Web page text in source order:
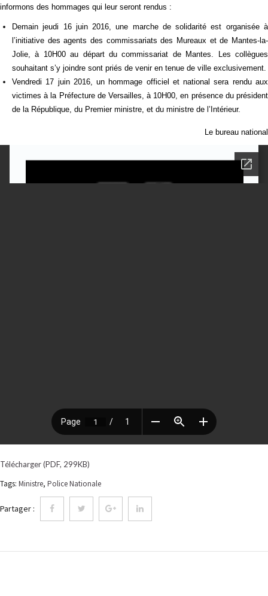
informons des hommages qui leur seront rendus :
Demain jeudi 16 juin 2016, une marche de solidarité est organisée à
l’initiative des agents des commissariats des Mureaux et de Mantes-la-
Jolie, à 10H00 au départ du commissariat de Mantes. Les collègues
souhaitant s’y joindre sont priés de venir en tenue de ville exclusivement.
Vendredi 17 juin 2016, un hommage officiel et national sera rendu aux
victimes à la Préfecture de Versailles, à 10H00, en présence du président
de la République, du Premier ministre, et du ministre de l’Intérieur.
Le bureau national
Télécharger (PDF, 299KB)
Tags: Ministre, Police Nationale
Partager :